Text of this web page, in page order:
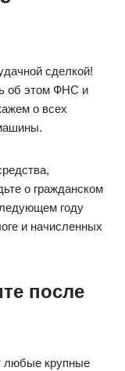
сделкой!
об этом ФНС и
о всех
о гражданском
году
и начисленных
после
любые крупные